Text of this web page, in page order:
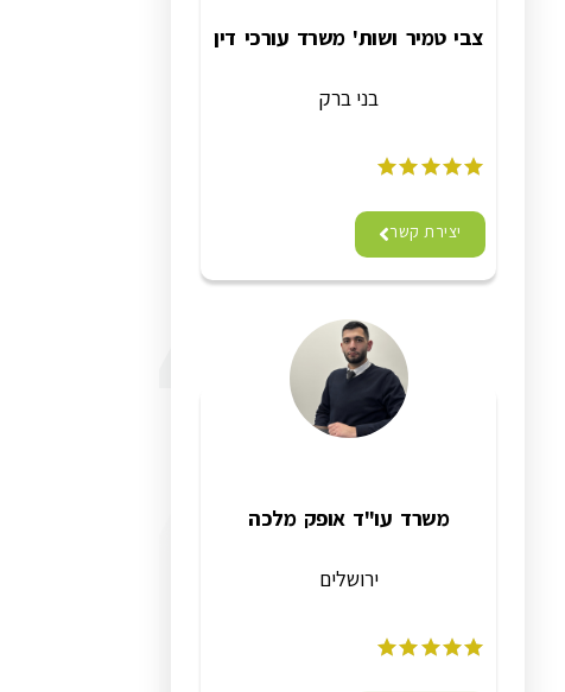
צבי טמיר ושות' משרד עורכי דין
בני ברק
יצירת קשר
משרד עו"ד אופק מלכה
ירושלים